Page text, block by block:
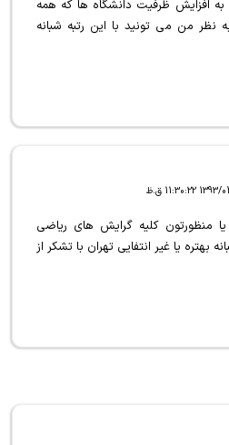
افزایش ظرفیت دانشگاه ها که همه
نظر من می تونید با این رتبه شبانه
منظورتون کلیه گرایش های ریاضی
بهتره یا غیر انتفایی تهران با تشکر از